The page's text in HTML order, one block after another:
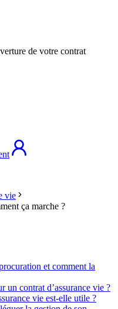
de votre contrat
vie
ça marche ?
et comment la
un contrat d’assurance vie ?
vie est-elle utile ?